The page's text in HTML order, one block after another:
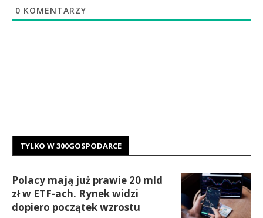
0 KOMENTARZY
TYLKO W 300GOSPODARCE
Polacy mają już prawie 20 mld
zł w ETF-ach. Rynek widzi
dopiero początek wzrostu